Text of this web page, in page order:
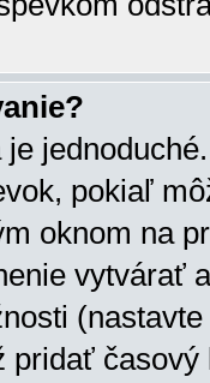
pokiaľ
oknom na
vytvárať
pridať